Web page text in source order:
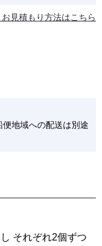
お見積もり方法はこちら
地域への配送は別途
それぞれ2個ずつ